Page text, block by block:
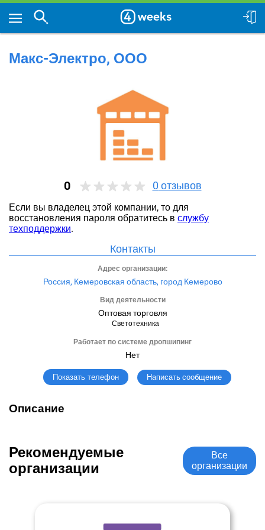
Макс-Электро, ООО
0 0 отзывов
Если вы владелец этой компании, то для
восстановления пароля обратитесь в службу
техподдержки.
Контакты
Адрес организации:
Россия, Кемеровская область, город Кемерово
Вид деятельности
Оптовая торговля
Светотехника
Работает по системе дропшипинг
Нет
Показать телефон Написать сообщение
Описание
Рекомендуемые
организации
Все
организации